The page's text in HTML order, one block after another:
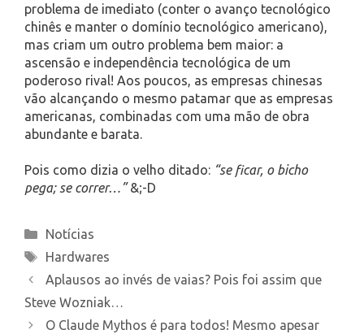
problema de imediato (conter o avanço tecnológico
chinês e manter o domínio tecnológico americano),
mas criam um outro problema bem maior: a
ascensão e independência tecnológica de um
poderoso rival! Aos poucos, as empresas chinesas
vão alcançando o mesmo patamar que as empresas
americanas, combinadas com uma mão de obra
abundante e barata.
Pois como dizia o velho ditado: “se ficar, o bicho
pega; se correr…”&;-D
Categories
Notícias
Tags
Hardwares
Aplausos ao invés de vaias? Pois foi assim que
Steve Wozniak…
O Claude Mythos é para todos! Mesmo apesar